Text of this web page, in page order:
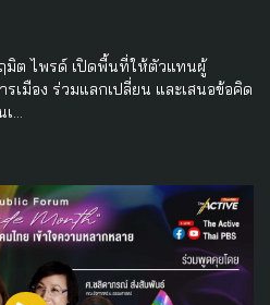
มิต ไพรด์ เปิดพื้นที่ให้ตัวแทนผู้
เมือง ร่วมแลกเปลี่ยน และเสนอข้อคิด
เ…